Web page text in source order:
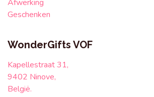
Afwerking
Geschenken
WonderGifts VOF
Kapellestraat 31,
9402 Ninove,
België.